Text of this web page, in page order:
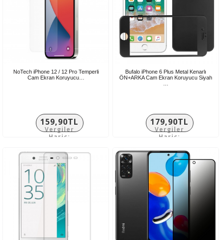
NoTech iPhone 12 / 12 Pro Temperli
Cam Ekran Koruyucu…
159,90TL
Vergiler
Hariç:
Bufalo iPhone 6 Plus Metal Kenarlı
ÖN+ARKA Cam Ekran Koruyucu Siyah
179,90TL
Vergiler
Hariç: